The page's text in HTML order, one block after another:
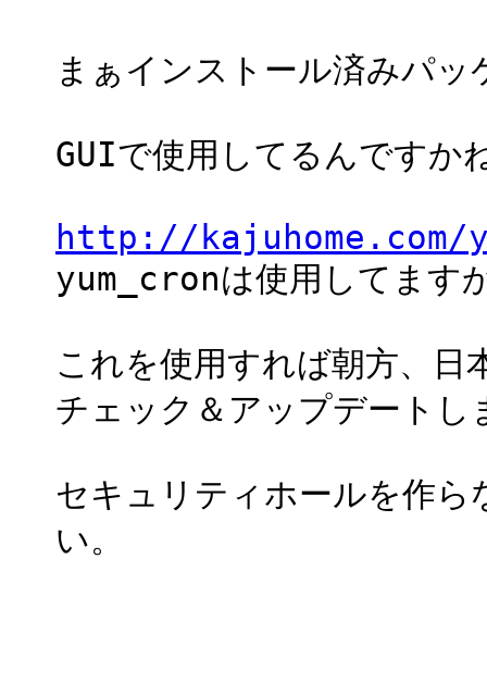
まぁインストール済みパ
GUIで使用してるんですか
http://kajuhome.com/
yum_cronは使用してます
これを使用すれば朝方、日
チェック＆アップデートし
セキュリティホールを作
い。